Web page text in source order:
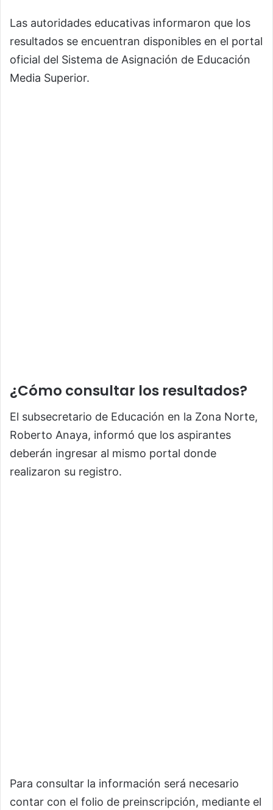
Las autoridades educativas informaron que los
resultados se encuentran disponibles en el portal
oficial del Sistema de Asignación de Educación
Media Superior.
¿Cómo consultar los resultados?
El subsecretario de Educación en la Zona Norte,
Roberto Anaya, informó que los aspirantes
deberán ingresar al mismo portal donde
realizaron su registro.
Para consultar la información será necesario
contar con el folio de preinscripción, mediante el